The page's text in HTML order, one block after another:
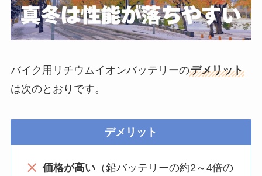
バイク用リチウムイオンバッテリーのデメリット
は次のとおりです。
デメリット
価格が高い（鉛バッテリーの約2～4倍の